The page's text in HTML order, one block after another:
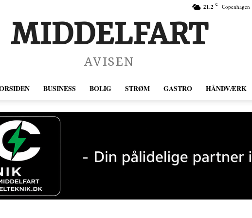
21.2 C Copenhagen
MIDDELFART
AVISEN
BUSINESS BOLIG STRØM GASTRO HÅNDVÆRK